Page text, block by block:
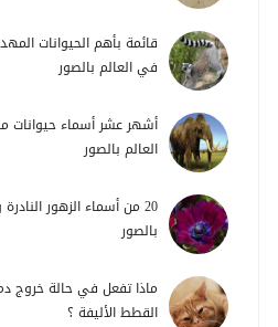
قائمة بأهم الحيوانات
في العالم بالصور
أشهر عشر أسماء حيوانات
العالم بالصور
20 من أسماء الزهور
بالصور
ماذا تفعل في حالة خروج
القطط الأليفة ؟